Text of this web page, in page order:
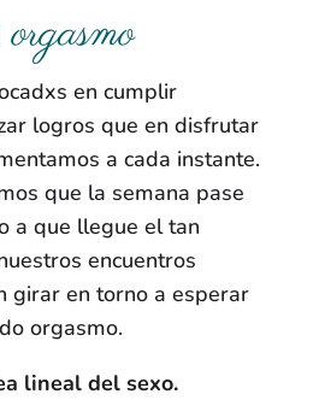
en cumplir
logros que en disfrutar
a cada instante.
que la semana pase
a que llegue el tan
encuentros
girar en torno a esperar
orgasmo.
lineal del sexo.